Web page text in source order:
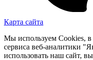
Карта сайта
Мы используем Cookies, в
сервиса веб-аналитики
использовать наш сайт,